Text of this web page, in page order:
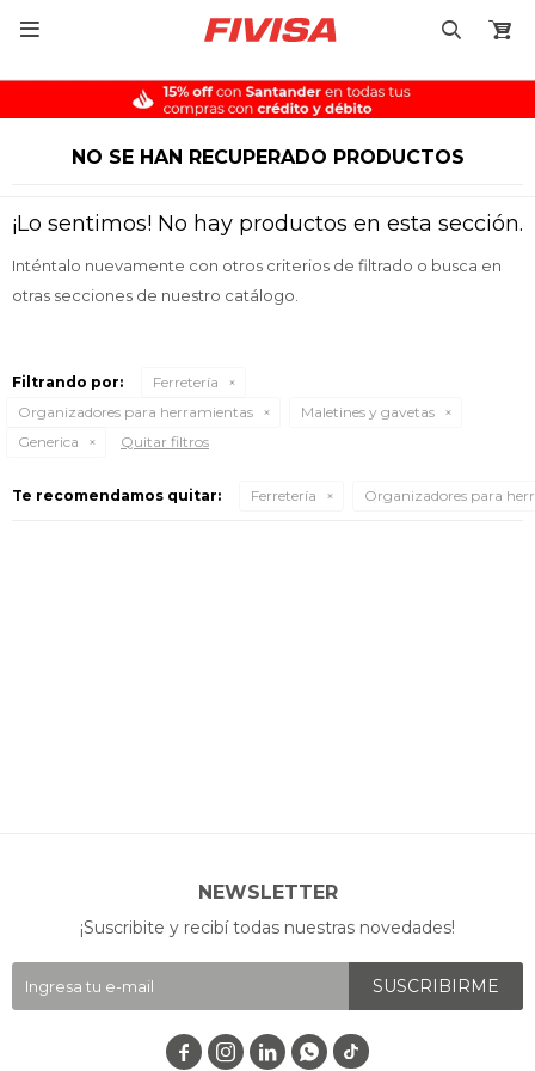

NO SE HAN RECUPERADO PRODUCTOS
¡Lo sentimos! No hay productos en esta sección.
Inténtalo nuevamente con otros criterios de filtrado o busca en
otras secciones de nuestro catálogo.
Filtrando por:
Ferretería
Organizadores para herramientas
Maletines y gavetas
Generica
Quitar filtros
Te recomendamos quitar: Ferretería Organizadores para
NEWSLETTER
¡Suscribite y recibí todas nuestras novedades!
SUSCRIBIRME
   